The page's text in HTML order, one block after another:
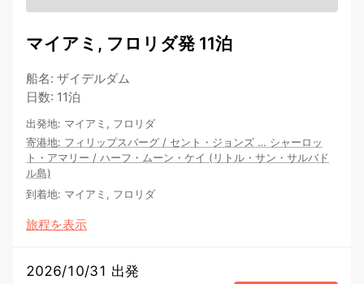
マイアミ, フロリダ発 11泊
船名: ザイデルダム
日数: 11泊
出発地: マイアミ, フロリダ
寄港地: フィリップスバーグ / セント・ジョンズ … シャーロッ
ト・アマリー / ハーフ・ムーン・ケイ (リトル・サン・サルバド
ル島)
到着地: マイアミ, フロリダ
旅程を表示
2026/10/31 出発